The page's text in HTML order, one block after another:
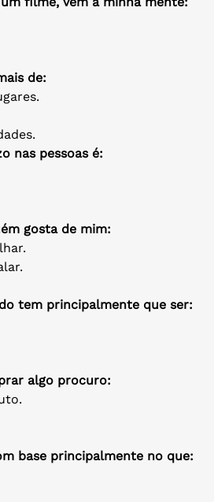
de:
nas pessoas é:
gosta de mim:
tem principalmente que ser:
algo procuro:
base principalmente no que: